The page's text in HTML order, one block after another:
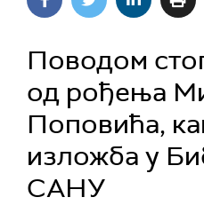
Поводом
од рођења
Поповића,
изложба у
САНУ